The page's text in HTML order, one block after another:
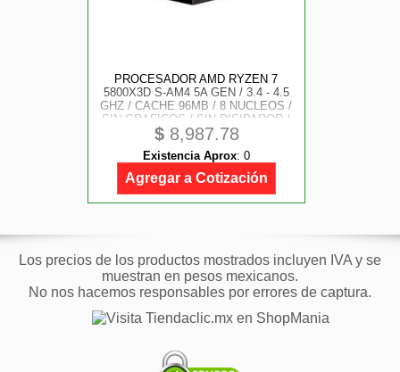
PROCESADOR AMD RYZEN 7
5800X3D S-AM4 5A GEN / 3.4 - 4.5
GHZ / CACHE 96MB / 8 NUCLEOS /
SIN GRAFICOS / SIN DISIPADOR /
GAMER ALTO
$8,987.78
Existencia Aprox: 0
Agregar a Cotización
Los precios de los productos mostrados incluyen IVA y se
muestran en pesos mexicanos.
No nos hacemos responsables por errores de captura.